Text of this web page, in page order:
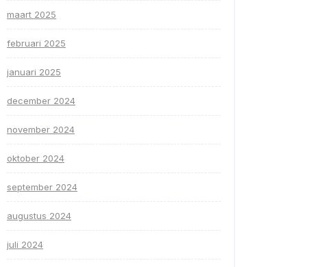
maart 2025
februari 2025
januari 2025
december 2024
november 2024
oktober 2024
september 2024
augustus 2024
juli 2024